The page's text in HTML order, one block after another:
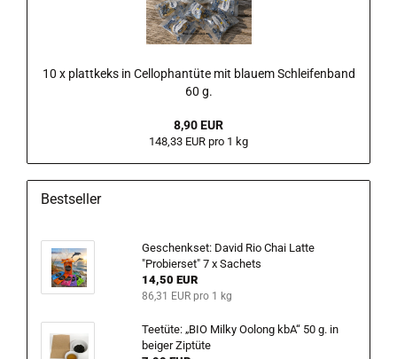
10 x plattkeks in Cellophantüte mit blauem Schleifenband
60 g.
8,90 EUR
148,33 EUR pro 1 kg
Bestseller
Geschenkset: David Rio Chai Latte
"Probierset" 7 x Sachets
14,50 EUR
86,31 EUR pro 1 kg
Teetüte: „BIO Milky Oolong kbA“ 50 g. in
beiger Ziptüte